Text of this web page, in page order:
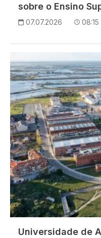
sobre o Ensino
07.07.2026 08:15
Universidade de